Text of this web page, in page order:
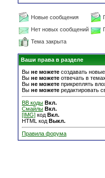
Новые сообщения
Нет новых сообщений
Тема закрыта
Ваши права в разделе
Вы не можете создавать
Вы не можете отвечать в темах
Вы не можете прикреплять
Вы не можете редактировать
BB коды Вкл.
Смайлы Вкл.
[IMG] код Вкл.
HTML код Выкл.
Правила форума